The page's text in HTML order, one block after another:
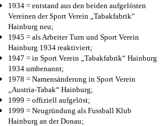
1934 = entstand aus den beiden aufgelösten
Vereinen der Sport Verein „Tabakfabrik“
Hainburg neu;
1945 = als Arbeiter Turn und Sport Verein
Hainburg 1934 reaktiviert;
1947 = in Sport Verein „Tabakfabrik“ Hainburg
1934 umbenannt;
1978 = Namensänderung in Sport Verein
„Austria-Tabak“ Hainburg;
1999 = offiziell aufgelöst;
1999 = Neugründung als Fussball Klub
Hainburg an der Donau;